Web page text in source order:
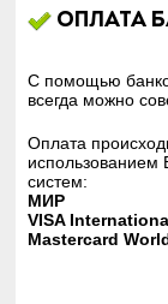
Оплата
С помощью
всегда можно
Оплата
использованием
систем:
МИР
VISA
Mastercard